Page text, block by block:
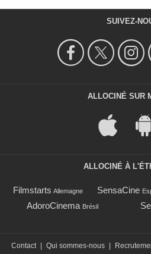
SUIVEZ-
ALLOCINÉ SUR
ALLOCINÉ À
Filmstarts Allemagne SensaCine
AdoroCinema Brésil
Contact | Qui sommes-nous |